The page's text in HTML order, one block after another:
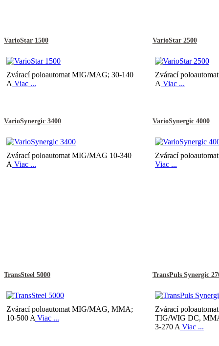
VarioStar 1500
Zvárací poloautomat MIG/MAG; 30-140
A Viac ...
VarioStar 2500
Zvárací
A Viac ...
VarioSynergic 3400
Zvárací poloautomat MIG/MAG 10-340
A Viac ...
VarioSynergic 4000
Zvárací
Viac ...
TransSteel 5000
Zvárací poloautomat MIG/MAG, MMA;
10-500 A Viac ...
TransPuls Synergic
Zvárací
TIG/WIG DC,
3-270 A Viac ...